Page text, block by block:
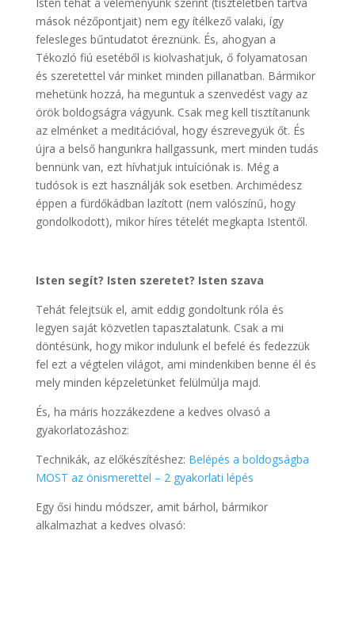
Isten tehát a véleményünk szerint (tiszteletben tartva
mások nézőpontjait) nem egy ítélkező valaki, így
felesleges bűntudatot éreznünk. És, ahogyan a
Tékozló fiú esetéből is kiolvashatjuk, ő folyamatosan
és szeretettel vár minket minden pillanatban. Bármikor
mehetünk hozzá, ha meguntuk a szenvedést vagy az
örök boldogságra vágyunk. Csak meg kell tisztítanunk
az elménket a meditációval, hogy észrevegyük őt. És
újra a belső hangunkra hallgassunk, mert minden tudás
bennünk van, ezt hívhatjuk intuíciónak is. Még a
tudósok is ezt használják sok esetben. Archimédesz
éppen a fürdőkádban lazított (nem valószínű, hogy
gondolkodott), mikor híres tételét megkapta Istentől.
Isten segít? Isten szeretet? Isten szava
Tehát felejtsük el, amit eddig gondoltunk róla és
legyen saját közvetlen tapasztalatunk. Csak a mi
döntésünk, hogy mikor indulunk el befelé és fedezzük
fel ezt a végtelen világot, ami mindenkiben benne él és
mely minden képzeletünket felülmúlja majd.
És, ha máris hozzákezdene a kedves olvasó a
gyakorlatozáshoz:
Technikák, az előkészítéshez: Belépés a boldogságba
MOST az önismerettel – 2 gyakorlati lépés
Egy ősi hindu módszer, amit bárhol, bármikor
alkalmazhat a kedves olvasó: